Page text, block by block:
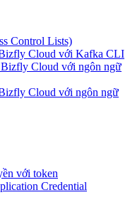
Control Lists)
Cloud với Kafka CLI
Cloud với ngôn ngữ
Cloud với ngôn ngữ
với token
Credential